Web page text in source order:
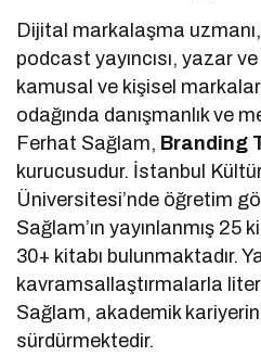
Dijital markalaşma
podcast yayıncısı, yazar
kamusal ve kişisel
odağında danışmanlık ve
Ferhat Sağlam, Branding
kurucusudur. İstanbul
Üniversitesi’nde öğretim
Sağlam’ın yayınlanmış 25
30+ kitabı bulunmaktadır.
kavramsallaştırmalarla
Sağlam, akademik
sürdürmektedir.